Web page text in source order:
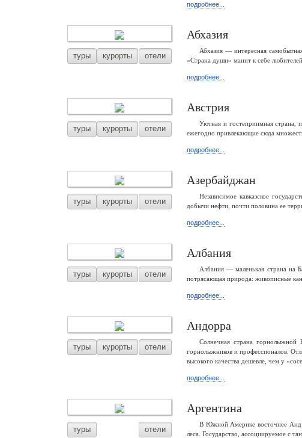
подробнее...
туры курорты отели
Абхазия
Абхазия — интересная
«Страна души» манит к себе
подробнее...
туры курорты отели
Австрия
Уютная и гостеприимная страна,
ежегодно привлекающие сюда
подробнее...
туры курорты отели
Азербайджан
Независимое кавказское
добычи нефти, почти половина ее
подробнее...
туры курорты отели
Албания
Албания — маленькая страна на
потрясающая природа: живописные
подробнее...
туры курорты отели
Андорра
Солнечная страна
горнолыжников и профессионалов.
высокого качества дешевле, чем у
подробнее...
туры отели
Аргентина
В Южной Америке восточнее Анд
леса. Государство, ассоциируемое с